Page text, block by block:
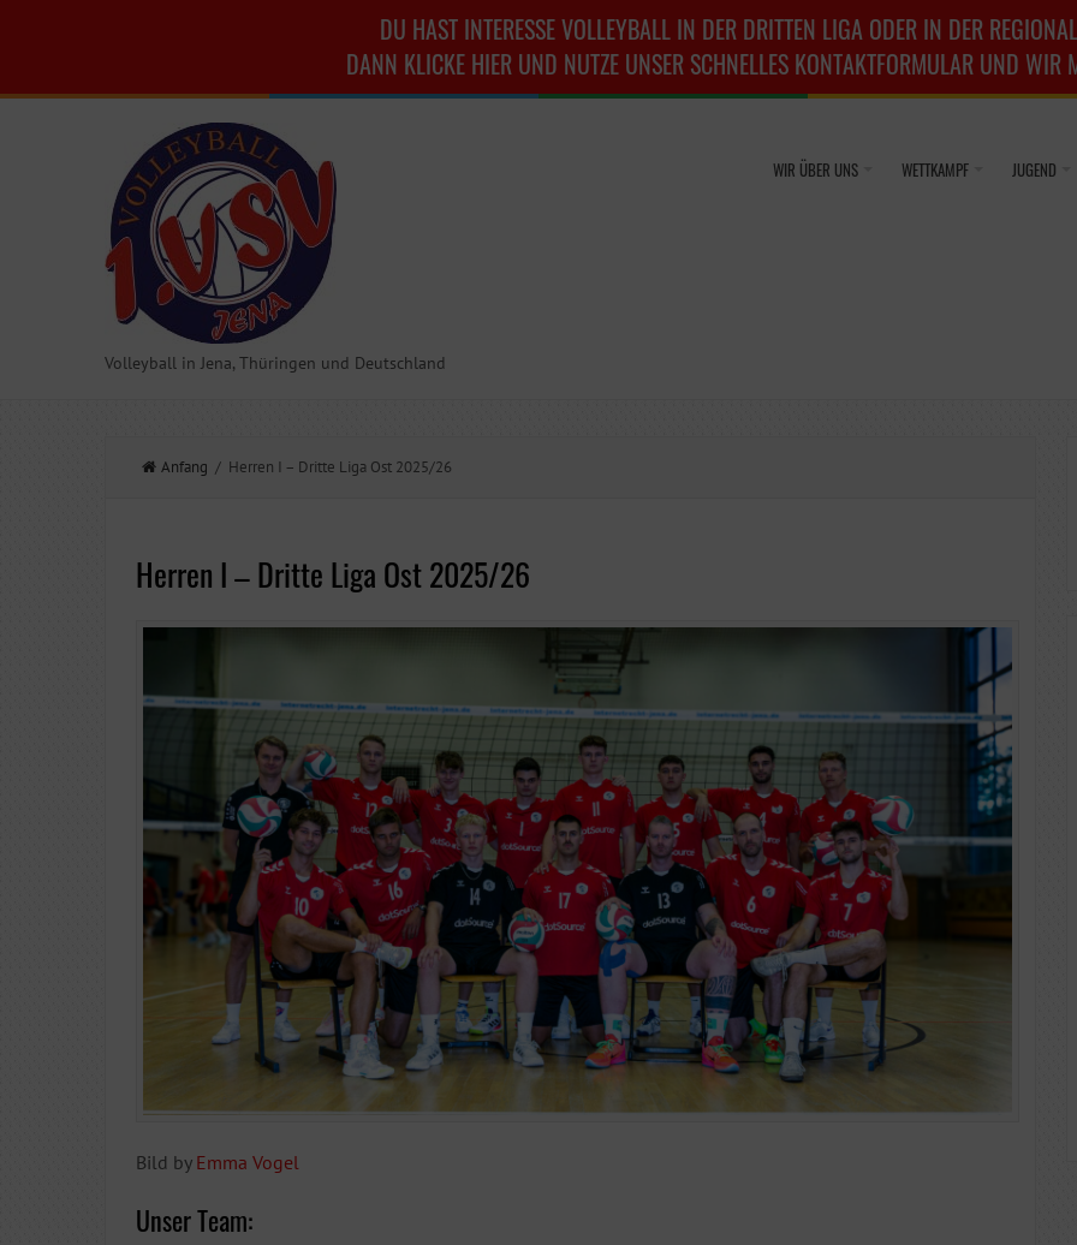
DU HAST INTERESSE VOLLEYBALL IN DER DRITTEN LIGA ODER IN DER
DANN KLICKE HIER UND NUTZE UNSER SCHNELLES KONTAKTFORMULAR UND WIR
Volleyball in Jena, Thüringen und Deutschland
WIR ÜBER UNS WETTKAMPF JUGEND
Anfang / Herren I – Dritte Liga Ost 2025/26
Herren I – Dritte Liga Ost 2025/26
Bild by Emma Vogel
Unser Team: